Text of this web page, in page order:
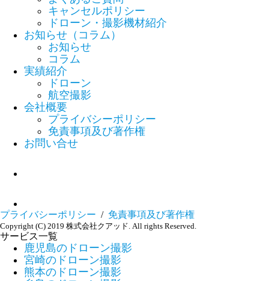
キャンセルポリシー
ドローン・撮影機材紹介
お知らせ（コラム）
お知らせ
コラム
実績紹介
ドローン
航空撮影
会社概要
プライバシーポリシー
免責事項及び著作権
お問い合せ
プライバシーポリシー / 免責事項及び著作権
Copyright (C) 2019 株式会社クアッド. All rights Reserved.
サービス一覧
鹿児島のドローン撮影
宮崎のドローン撮影
熊本のドローン撮影